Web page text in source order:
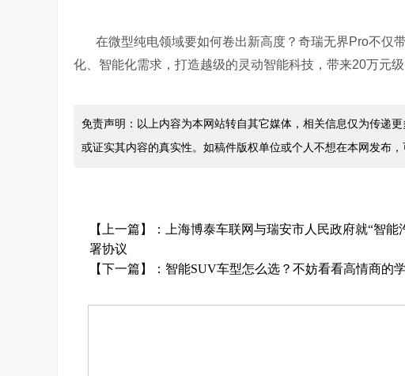
在微型纯电领域要如何卷出新高度？奇瑞无界Pro不仅
化、智能化需求，打造越级的灵动智能科技，带来20万元
免责声明：以上内容为本网站转自其它媒体，相关信息仅为传递
或证实其内容的真实性。如稿件版权单位或个人不想在本网发布
【上一篇】：
上海博泰车联网与瑞安市人民政府就“智
署协议
【下一篇】： 智能SUV车型怎么选？不妨看看高情商的